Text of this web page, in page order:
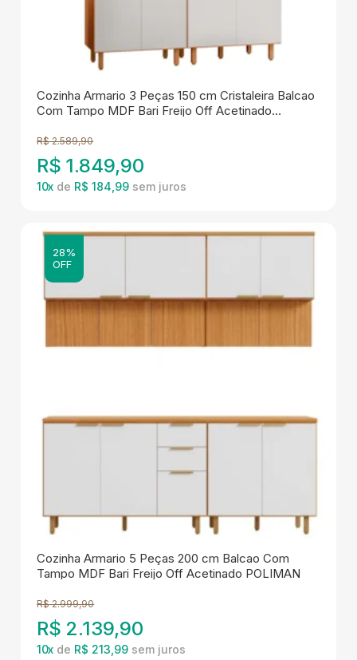
Cozinha Armario 3 Peças 150 cm Cristaleira Balcao
Com Tampo MDF Bari Freijo Off Acetinado
R$ 2.589,90
R$ 1.849,90
10x de R$ 184,99
28%
OFF
Cozinha Armario 5 Peças 200 cm Balcao Com
Tampo MDF Bari Freijo Off Acetinado POLIMAN
R$ 2.999,90
R$ 2.139,90
10x de R$ 213,99